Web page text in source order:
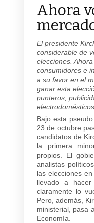
Ahora
El presidente
considerable de
elecciones.
consumidores e
a su favor en el
ganar esta
punteros,
electrodomésticos.
Bajo esta
23 de octubre
candidatos de
la primera
propios. El
analistas
las elecciones
llevado a
claramente lo
Pero, además,
ministerial, pasa
Economía.